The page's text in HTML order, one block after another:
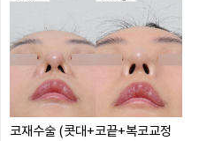
코재수술 (콧대+코끝+복코교정